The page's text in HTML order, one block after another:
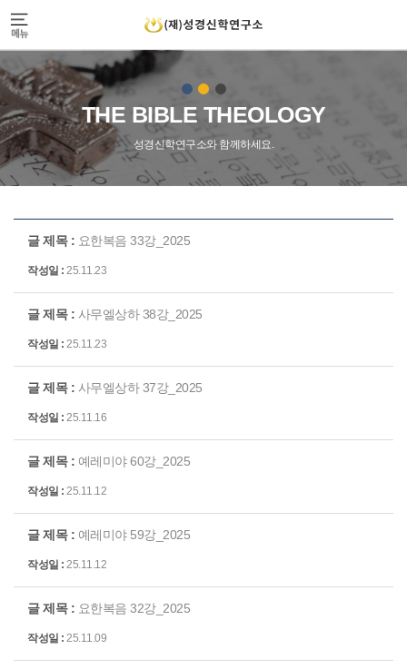
THE BIBLE THEOLOGY
성경신학연구소와 함께하세요.
요한복음 33강_2025
25.11.23
사무엘상하 38강_2025
25.11.23
사무엘상하 37강_2025
25.11.16
예레미야 60강_2025
25.11.12
예레미야 59강_2025
25.11.12
요한복음 32강_2025
25.11.09